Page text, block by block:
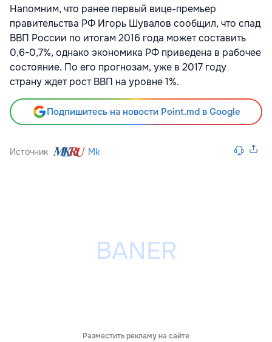
Напомним, что ранее первый вице-премьер
правительства РФ Игорь Шувалов сообщил, что спад
ВВП России по итогам 2016 года может составить
0,6-0,7%, однако экономика РФ приведена в рабочее
состояние. По его прогнозам, уже в 2017 году
страну ждет рост ВВП на уровне 1%.
Подпишитесь на новости Point.md в Google
Источник Mk
Разместить рекламу на сайте